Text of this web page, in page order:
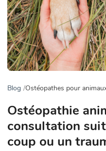
Blog Ostéopathes pour
Ostéopathie
consultation
coup ou un